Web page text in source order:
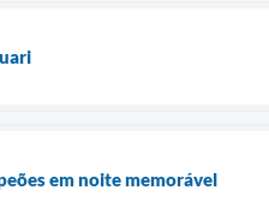
em noite memorável